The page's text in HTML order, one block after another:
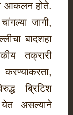
आकलन होते.
जागी,
बादशहा
तक्रारी
ब्रिटिश
येत असल्याने